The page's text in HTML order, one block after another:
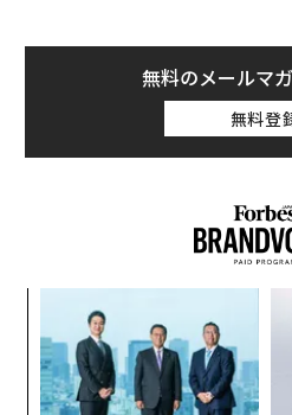
しかし、ここではそういった
て、最後に残る問題について
「長期的な健康への影響」に
「火星に住んだ方が人は長生
が、人類が綿密な計画に基づ
無料のメールマ
無料登